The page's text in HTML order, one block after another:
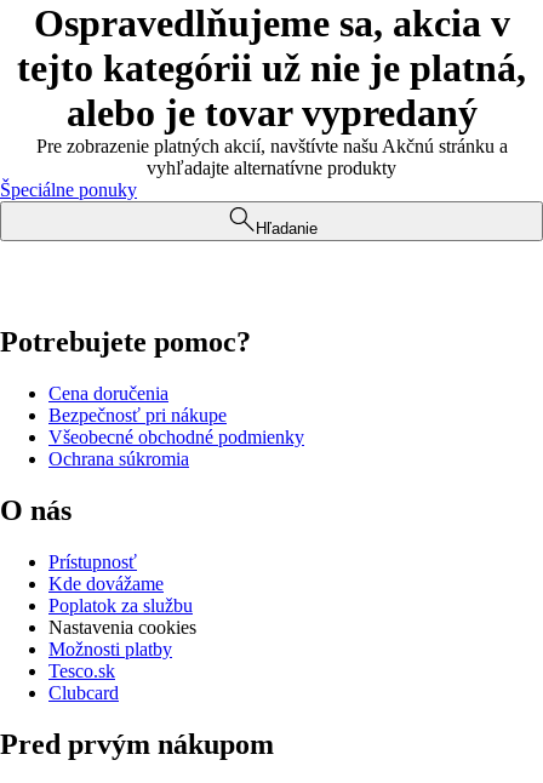
Ospravedlňujeme sa, akcia v
tejto kategórii už nie je platná,
alebo je tovar vypredaný
Pre zobrazenie platných akcií, navštívte našu Akčnú stránku a
vyhľadajte alternatívne produkty
Špeciálne ponuky
Hľadanie
Potrebujete pomoc?
Cena doručenia
Bezpečnosť pri nákupe
Všeobecné obchodné podmienky
Ochrana súkromia
O nás
Prístupnosť
Kde dovážame
Poplatok za službu
Nastavenia cookies
Možnosti platby
Tesco.sk
Clubcard
Pred prvým nákupom